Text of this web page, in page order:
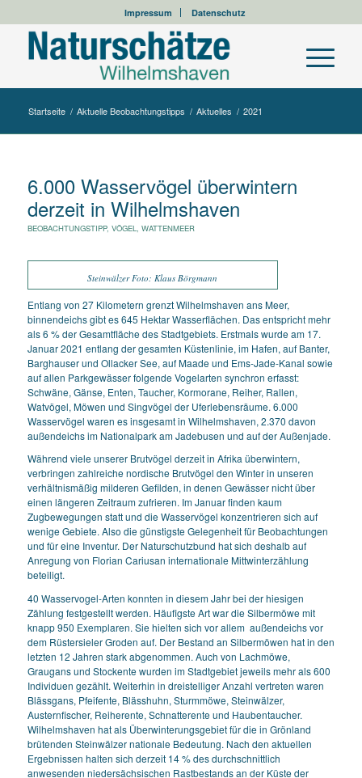
Impressum Datenschutz
Startseite / Aktuelle Beobachtungstipps / Aktuelles / 2021
6.000 Wasservögel überwintern
derzeit in Wilhelmshaven
BEOBACHTUNGSTIPP, VÖGEL, WATTENMEER
Steinwälzer Foto: Klaus Börgmann
Entlang von 27 Kilometern grenzt Wilhelmshaven ans Meer,
binnendeichs gibt es 645 Hektar Wasserflächen. Das entspricht mehr
als 6 % der Gesamtfläche des Stadtgebiets. Erstmals wurde am 17.
Januar 2021 entlang der gesamten Küstenlinie, im Hafen, auf Banter,
Barghauser und Ollacker See, auf Maade und Ems-Jade-Kanal sowie
auf allen Parkgewässer folgende Vogelarten synchron erfasst:
Schwäne, Gänse, Enten, Taucher, Kormorane, Reiher, Rallen,
Watvögel, Möwen und Singvögel der Uferlebensräume. 6.000
Wasservögel waren es insgesamt in Wilhelmshaven, 2.370 davon
außendeichs im Nationalpark am Jadebusen und auf der Außenjade.
Während viele unserer Brutvögel derzeit in Afrika überwintern,
verbringen zahlreiche nordische Brutvögel den Winter in unseren
verhältnismäßig milderen Gefilden, in denen Gewässer nicht über
einen längeren Zeitraum zufrieren. Im Januar finden kaum
Zugbewegungen statt und die Wasservögel konzentrieren sich auf
wenige Gebiete. Also die günstigste Gelegenheit für Beobachtungen
und für eine Inventur. Der Naturschutzbund hat sich deshalb auf
Anregung von Florian Cariusan internationale Mittwinterzählung
beteiligt.
40 Wasservogel-Arten konnten in diesem Jahr bei der hiesigen
Zählung festgestellt werden. Häufigste Art war die Silbermöwe mit
knapp 950 Exemplaren. Sie hielten sich vor allem außendeichs vor
dem Rüstersieler Groden auf. Der Bestand an Silbermöwen hat in den
letzten 12 Jahren stark abgenommen. Auch von Lachmöwe,
Graugans und Stockente wurden im Stadtgebiet jeweils mehr als 600
Individuen gezählt. Weiterhin in dreistelliger Anzahl vertreten waren
Blässgans, Pfeifente, Blässhuhn, Sturmmöwe, Steinwälzer,
Austernfischer, Reiherente, Schnatterente und Haubentaucher.
Wilhelmshaven hat als Überwinterungsgebiet für die in Grönland
brütenden Steinwälzer nationale Bedeutung. Nach den aktuellen
Ergebnissen halten sich derzeit 14 % des durchschnittlich
anwesenden niedersächsischen Rastbestands an der Küste der